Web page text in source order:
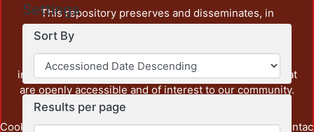
Settings
Sort By
Results per page
This repository preserves and disseminates, in
unrestricted open access, the teaching and research
output of UAM Azcapotzalco. It also includes some
administrative and graphic documents from the
institution, as well as content from other institutions that
are openly accessible and of interest to our community.
Cookie Privacy End User Send